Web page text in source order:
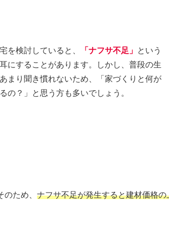
を検討していると、 「ナフサ不足」 という
にすることがあります。しかし、普段の生
まり聞き慣れないため、「家づくりと何が
の？」と思う方も多いでしょう。
ため、 ナフサ不足が発生すると建材価格の